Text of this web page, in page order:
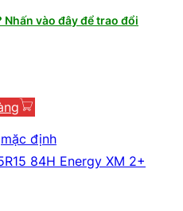
vào đây để trao đổi
mặc định
84H Energy XM 2+